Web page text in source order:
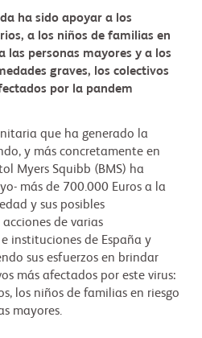
ha sido apoyar a los
a los niños de familias en
las personas mayores y a los
graves, los colectivos
por la pandem
que ha generado la
y más concretamente en
Myers Squibb (BMS) ha
más de 700.000 Euros a la
y sus posibles
de varias
instituciones de España y
sus esfuerzos en brindar
más afectados por este virus:
los niños de familias en riesgo
mayores.